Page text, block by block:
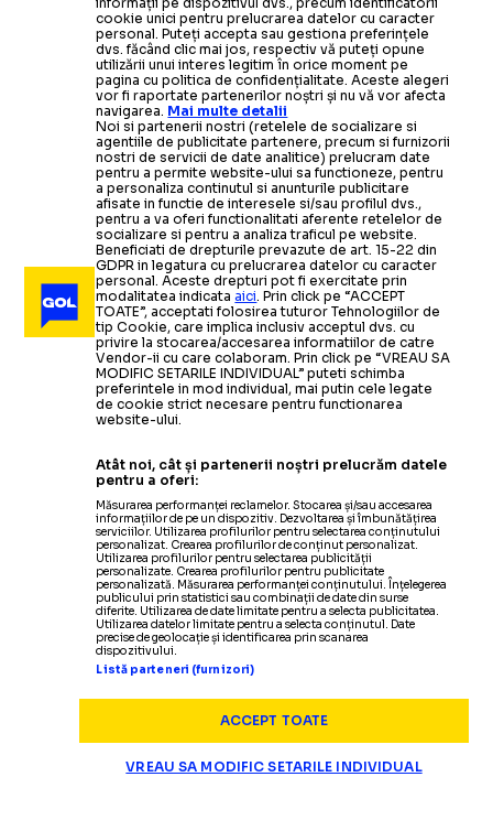
cookie unici pentru prelucrarea datelor cu caracter
personal. Puteți accepta sau gestiona preferințele
dvs. făcând clic mai jos, respectiv vă puteți opune
utilizării unui interes legitim în orice moment pe
pagina cu politica de confidențialitate. Aceste alegeri
vor fi raportate partenerilor noștri și nu vă vor afecta
navigarea. Mai multe detalii
Noi si partenerii nostri (retelele de socializare si
agentiile de publicitate partenere, precum si furnizorii
nostri de servicii de date analitice) prelucram date
pentru a permite website-ului sa functioneze, pentru
a personaliza continutul si anunturile publicitare
afisate in functie de interesele si/sau profilul dvs.,
pentru a va oferi functionalitati aferente retelelor de
socializare si pentru a analiza traficul pe website.
Beneficiati de drepturile prevazute de art. 15-22 din
GDPR in legatura cu prelucrarea datelor cu caracter
personal. Aceste drepturi pot fi exercitate prin
modalitatea indicataaici. Prin click pe “ACCEPT
TOATE”, acceptati folosirea tuturor Tehnologiilor de
tip Cookie, care implica inclusiv acceptul dvs. cu
privire la stocarea/accesarea informatiilor de catre
Vendor-ii cu care colaboram. Prin click pe “VREAU SA
MODIFIC SETARILE INDIVIDUAL” puteti schimba
preferintele in mod individual, mai putin cele legate
de cookie strict necesare pentru functionarea
website-ului.
Atât noi, cât și partenerii noștri prelucrăm datele
pentru a oferi:
Măsurarea performanței reclamelor. Stocarea și/sau accesarea
informațiilor de pe un dispozitiv. Dezvoltarea și îmbunătățirea
serviciilor. Utilizarea profilurilor pentru selectarea conținutului
personalizat. Crearea profilurilor de conținut personalizat.
Utilizarea profilurilor pentru selectarea publicității
personalizate. Crearea profilurilor pentru publicitate
personalizată. Măsurarea performanței conținutului. Înțelegerea
publicului prin statistici sau combinații de date din surse
diferite. Utilizarea de date limitate pentru a selecta publicitatea.
Utilizarea datelor limitate pentru a selecta conținutul. Date
precise de geolocație și identificarea prin scanarea
dispozitivului.
Listă parteneri (furnizori)
ACCEPT TOATE
VREAU SA MODIFIC SETARILE INDIVIDUAL